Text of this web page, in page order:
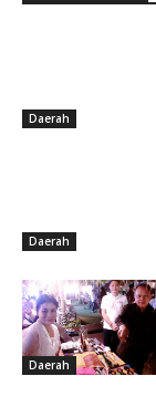
Daerah
Daerah
Daerah